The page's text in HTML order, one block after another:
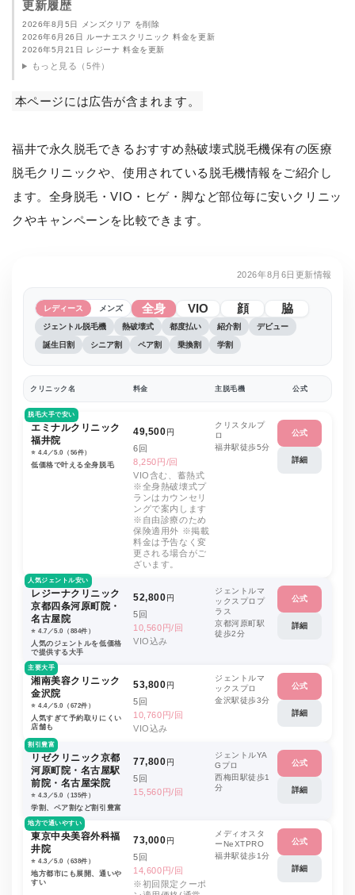
更新履歴
2026年8月5日 メンズクリア を削除
2026年6月26日 ルーナエスクリニック 料金を更新
2026年5月21日 レジーナ 料金を更新
もっと見る（5件）
本ページには広告が含まれます。
福井で永久脱毛できるおすすめ熱破壊式脱毛機保有の医療
脱毛クリニックや、使用されている脱毛機情報をご紹介し
ます。全身脱毛・VIO・ヒゲ・脚など部位毎に安いクリニッ
クやキャンペーンを比較できます。
2026年8月6日更新情報
レディース メンズ 全身 VIO 顔 脇
ジェントル脱毛機 熱破壊式 都度払い 紹介割 デビュー
誕生日割 シニア割 ペア割 乗換割 学割
クリニック名 料金 主脱毛機 公式
脱毛大手で安い
エミナルクリニック
福井院
⭐️ 4.4／5.0（56件）
低価格で叶える全身脱毛
49,500円
6回
8,250円/回
VIO含む、蓄熱式
※全身熱破壊式プ
ランはカウンセリ
ングで案内します
※自由診療のため
保険適用外 ※掲載
料金は予告なく変
更される場合がご
ざいます。
クリスタルプ
ロ
福井駅徒歩5分
公式
詳細
人気ジェントル安い
レジーナクリニック
京都四条河原町院・
名古屋院
⭐️ 4.7／5.0（884件）
人気のジェントルを低価格
で提供する大手
52,800円
5回
10,560円/回
VIO込み
ジェントルマ
ックスプロプ
ラス
京都河原町駅
徒歩2分
公式
詳細
主要大手
湘南美容クリニック
金沢院
⭐️ 4.4／5.0（672件）
人気すぎて予約取りにくい
店舗も
53,800円
5回
10,760円/回
VIO込み
ジェントルマ
ックスプロ
金沢駅徒歩3分
公式
詳細
割引豊富
リゼクリニック京都
河原町院・名古屋駅
前院・名古屋栄院
⭐️ 4.3／5.0（135件）
学割、ペア割など割引豊富
77,800円
5回
15,560円/回
ジェントルYA
Gプロ
西梅田駅徒歩1
分
公式
詳細
地方で通いやすい
東京中央美容外科福
井院
⭐️ 4.3／5.0（638件）
地方都市にも展開、通いや
すい
73,000円
5回
14,600円/回
※初回限定クーポ
メディオスタ
ーNeXTPRO
福井駅徒歩1分
公式
詳細